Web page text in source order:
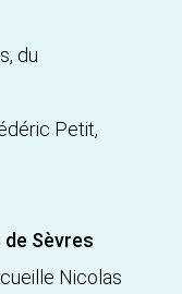
du
Petit,
Sèvres
Nicolas